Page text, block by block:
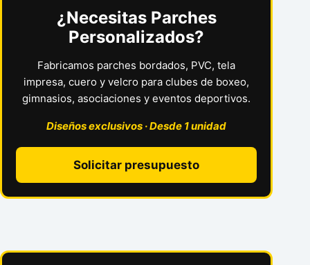
¿Necesitas Parches
Personalizados?
Fabricamos parches bordados, PVC, tela
impresa, cuero y velcro para clubes de boxeo,
gimnasios, asociaciones y eventos deportivos.
Diseños exclusivos · Desde 1 unidad
Solicitar presupuesto